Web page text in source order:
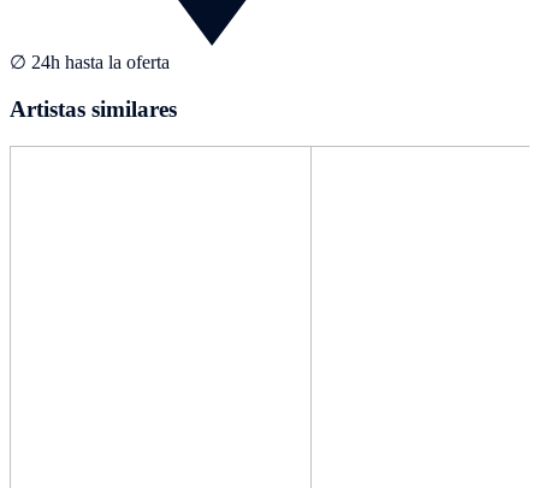
∅ 24h hasta la oferta
Artistas similares